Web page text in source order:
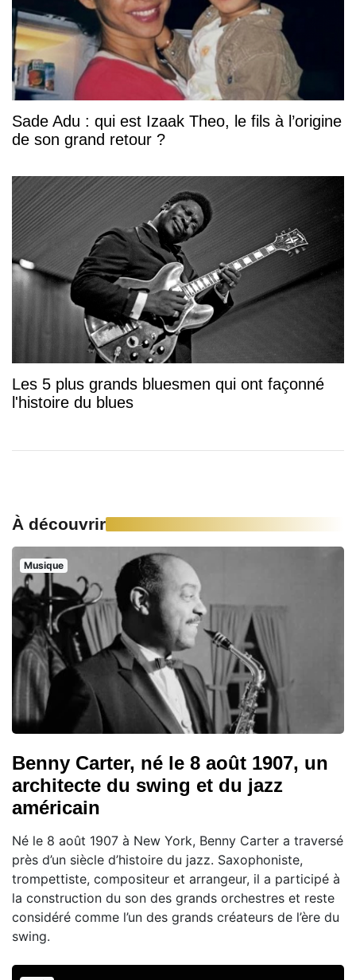
Sade Adu : qui est Izaak Theo, le fils à l’origine
de son grand retour ?
Les 5 plus grands bluesmen qui ont façonné
l'histoire du blues
À découvrir
Musique
Benny Carter, né le 8 août 1907, un
architecte du swing et du jazz
américain
Né le 8 août 1907 à New York, Benny Carter a traversé
près d’un siècle d’histoire du jazz. Saxophoniste,
trompettiste, compositeur et arrangeur, il a participé à
la construction du son des grands orchestres et reste
considéré comme l’un des grands créateurs de l’ère du
swing.